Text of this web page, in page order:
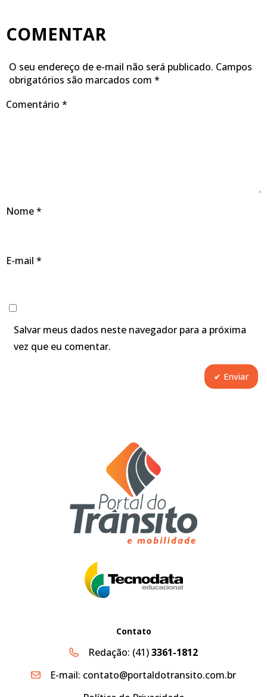
COMENTAR
O seu endereço de e-mail não será publicado. Campos
obrigatórios são marcados com *
Comentário *
Nome*
E-mail *
Salvar meus dados neste navegador para a próxima
vez que eu comentar.
Contato
Redação: (41)3361-1812
E-mail: contato@portaldotransito.com.br